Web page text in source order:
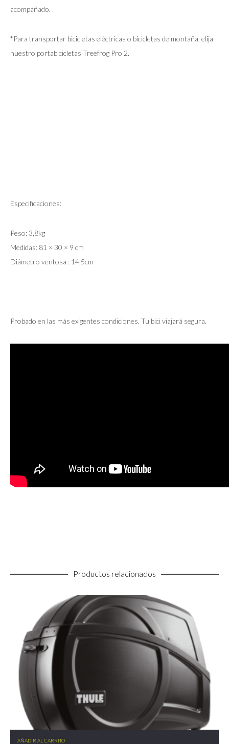
acompañado.
*Para transportar bicicletas eléctricas o bicicletas de montaña, elija
nuestro portabicicletas Treefrog Pro 2.
Especificaciones:
Peso: 3,8kg
Medidas: 81 × 30 × 9 cm
Diámetro ventosa : 14,5cm
Probado en las más exigentes condiciones. Tu bici viajará segura.
Productos relacionados
AÑADIR AL CARRITO